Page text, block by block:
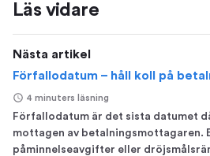
Läs vidare
Nästa artikel
Förfallodatum – håll koll på
4 minuters läsning
Förfallodatum är det sista datumet
mottagen av betalningsmottagaren.
påminnelseavgifter eller